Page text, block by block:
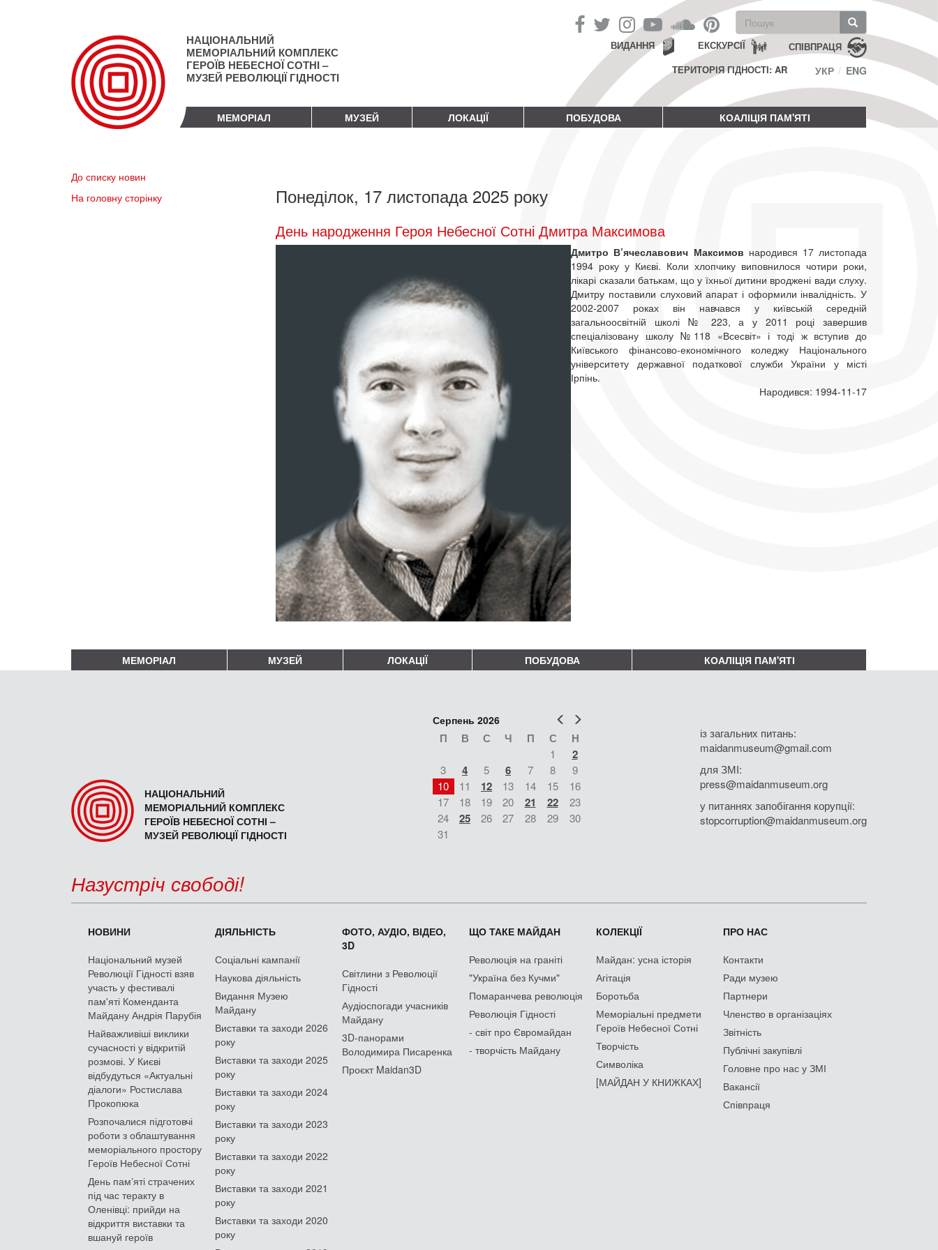
НАЦІОНАЛЬНИЙ
МЕМОРІАЛЬНИЙ КОМПЛЕКС
ГЕРОЇВ НЕБЕСНОЇ СОТНІ –
МУЗЕЙ РЕВОЛЮЦІЇ ГІДНОСТІ
Пошукова
форма
Пошук СПІВПРАЦЯ
ЕКСКУРСІЇ
ВИДАННЯ
ТЕРИТОРІЯ ГІДНОСТІ: AR
УКР ENG
МЕМОРІАЛ МУЗЕЙ ЛОКАЦІЇ ПОБУДОВА КОАЛІЦІЯ ПАМ'ЯТІ
До списку новин
На головну сторінку
Понеділок, 17 листопада 2025 року
День народження Героя Небесної Сотні Дмитра Максимова
Дмитро В’ячеславович Максимов народився 17 листопада
1994 року у Києві. Коли хлопчику виповнилося чотири роки,
лікарі сказали батькам, що у їхньої дитини вроджені вади слуху.
Дмитру поставили слуховий апарат і оформили інвалідність. У
2002-2007 роках він навчався у київській середній
загальноосвітній школі № 223, а у 2011 році завершив
спеціалізовану школу №118 «Всесвіт» і тоді ж вступив до
Київського фінансово-економічного коледжу Національного
університету державної податкової служби України у місті
Ірпінь.
Народився: 1994-11-17
МЕМОРІАЛ МУЗЕЙ ЛОКАЦІЇ ПОБУДОВА КОАЛІЦІЯ ПАМ'ЯТІ
НАЦІОНАЛЬНИЙ
МЕМОРІАЛЬНИЙ КОМПЛЕКС
ГЕРОЇВ НЕБЕСНОЇ СОТНІ –
МУЗЕЙ РЕВОЛЮЦІЇ ГІДНОСТІ
Попер
Серпень 2026
П В С Ч П С Н
1 2
3 4 5 6 7 8
9
10
11 12 13 14 15
16
17
18 19 20 21 22
23
24
25 26 27 28 29
30
31
із загальних питань:
maidanmuseum@gmail.com
для ЗМІ:
press@maidanmuseum.org
у питаннях запобігання корупції:
stopcorruption@maidanmuseum.org
Назустріч свободі!
НОВИНИ
Національний музей
Революції Гідності взяв
участь у фестивалі
пам'яті Коменданта
Майдану Андрія Парубія
Найважливіші виклики
сучасності у відкритій
розмові. У Києві
відбудуться «Актуальні
діалоги» Ростислава
Прокопюка
Розпочалися підготовчі
роботи з облаштування
меморіального простору
Героїв Небесної Сотні
День памʼяті страчених
під час теракту в
Оленівці: прийди на
відкриття виставки та
вшануй героїв
ДІЯЛЬНІСТЬ
Соціальні кампанії
Наукова діяльність
Видання Музею
Майдану
Виставки та заходи 2026
року
Виставки та заходи 2025
року
Виставки та заходи 2024
року
Виставки та заходи 2023
року
Виставки та заходи 2022
року
Виставки та заходи 2021
року
Виставки та заходи 2020
року
ФОТО, АУДІО, ВІДЕО,
3D
Світлини з Революції
Гідності
Аудіоспогади учасників
Майдану
3D-панорами
Володимира Писаренка
Проєкт Maidan3D
ЩО ТАКЕ МАЙДАН
Революція на граніті
"Україна без Кучми"
Помаранчева революція
Революція Гідності
- світ про Євромайдан
- творчість Майдану
КОЛЕКЦІЇ
Майдан: усна історія
Агітація
Боротьба
Меморіальні предмети
Героїв Небесної Сотні
Творчість
Символіка
[МАЙДАН У КНИЖКАХ]
ПРО НАС
Контакти
Ради музею
Партнери
Членство в організаціях
Звітність
Публічні закупівлі
Головне про нас у ЗМІ
Вакансії
Співпраця